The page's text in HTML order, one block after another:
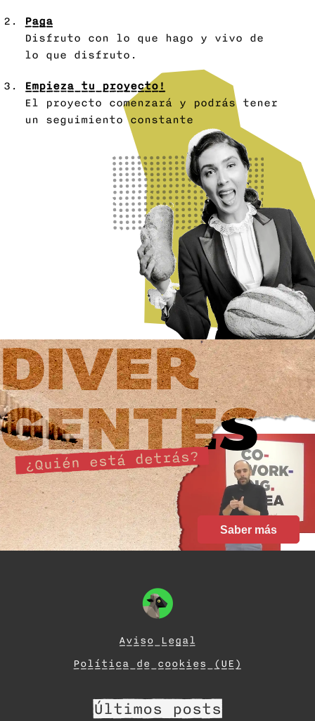
Paga
Disfruto con lo que hago y vivo de
lo que disfruto.
Empieza tu proyecto!
El proyecto comenzará y podrás tener
un seguimiento constante
DIVER
GENTES
¿Quién está detrás?
Saber más
Aviso Legal
Política de cookies (UE)
Últimos posts